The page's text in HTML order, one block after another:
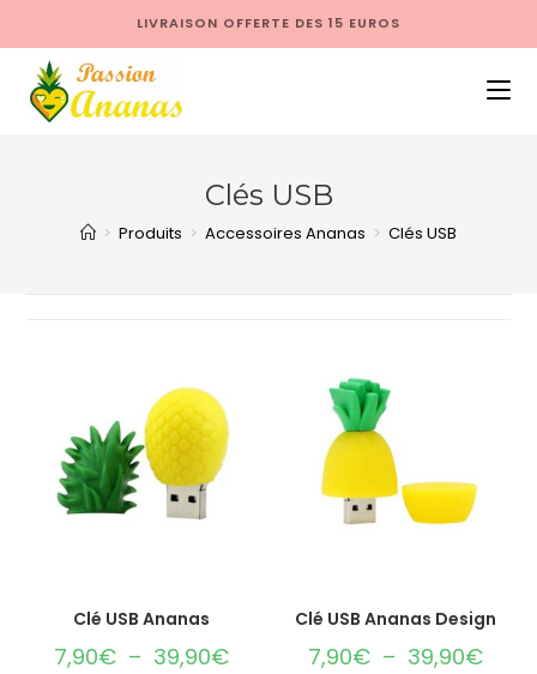
LIVRAISON OFFERTE DES 15 EUROS
Clés USB
> Produits > Accessoires Ananas > Clés USB
CHOIX DES OPTIONS
Clé USB Ananas
7,90€ – 39,90€
CHOIX DES OPTIONS
Clé USB Ananas Design
7,90€ – 39,90€